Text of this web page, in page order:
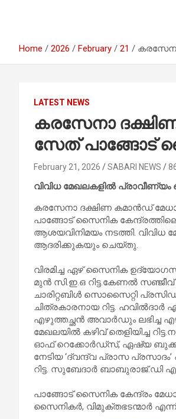
Home 2026 February 21
LATEST NEWS
കരസേനാ
സേത് പാങ്ങോട്
February 21, 2026 SABARI NEWS
വിവിധ മേഖലകളിൽ പ്രാവീണ്യം
കരസേനാ ദക്ഷിണ കമാൻഡ്
പാങ്ങോട് സൈനിക
ആശയവിനിമയം നടത്തി. വിവിധ
ആദരിക്കുകയും ചെയ്തു.
വിരമിച്ച ഏഴ് സൈനിക
മുൻ സി.ഇ.ഒ റിട്ട.കേണൽ
ചാരിറ്റബിൾ സൊസൈറ്റി
ചിത്രകാരനായ റിട്ട.
എഴുത്തച്ഛൻ അവാർഡും ലഭിച്ച
മേഖലയിൽ കഴിവ് തെളിയിച്ച
ഓഫ് റെക്കോർഡ്സ്, ഏഷ്യ ബുക്ക്
നേടിയ ‘ദ്വന്ദ്വ പ്രാസ
റിട്ട. സുബേദാർ ബാബുരാജ്.ഡി
പാങ്ങോട് സൈനിക കേന്ദ്രം
സൈനികർ, വിമുക്തഭടന്മാർ